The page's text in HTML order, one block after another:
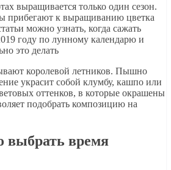
выращивается только один сезон.
прибегают к выращиванию цветка
можно узнать, когда сажать
году по лунному календарю и
это делать
королевой летников. Пышно
украсит собой клумбу, кашпо или
оттенков, в которые окрашены
подобрать композицию на
выбрать время